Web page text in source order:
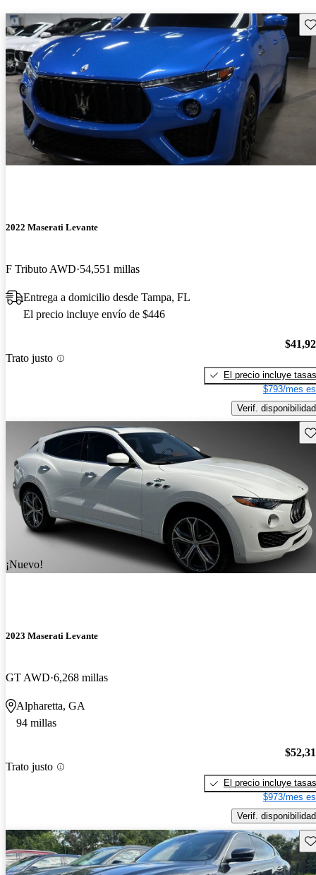
2022 Maserati Levante
F Tributo AWD 54,551 millas
Entrega a domicilio desde Tampa, FL
El precio incluye envío de $446
Trato justo
El precio incluye tasas
$793/mes
Verif. disponibilidad
¡Nuevo!
2023 Maserati Levante
GT AWD 6,268 millas
Alpharetta, GA
94 millas
Trato justo
El precio incluye tasas
$973/mes
Verif. disponibilidad